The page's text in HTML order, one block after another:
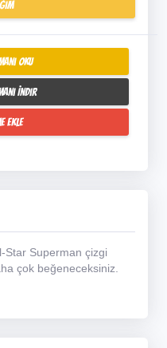
Oku
İndir
Ekle
Star Superman çizgi
çok beğeneceksiniz.